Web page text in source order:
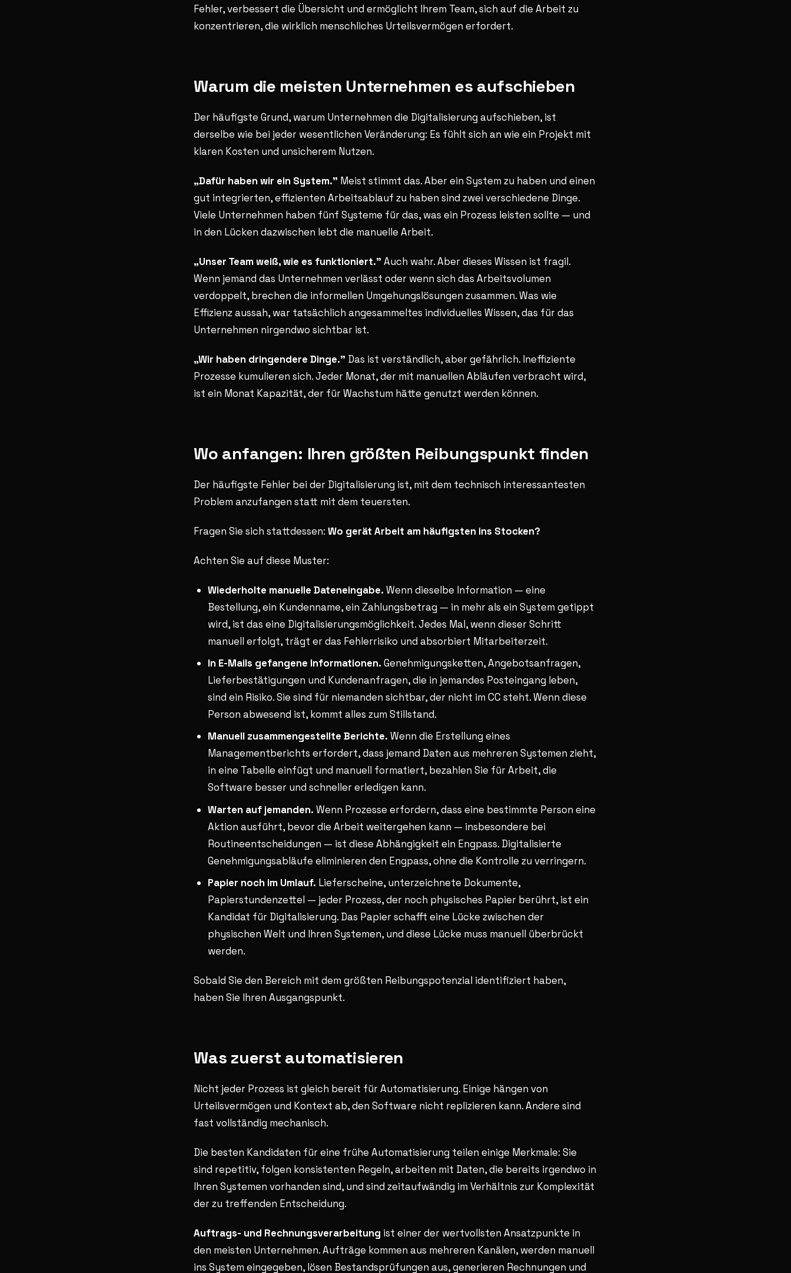
Fehler, verbessert die Übersicht und ermöglicht Ihrem Team, sich auf die Arbeit zu
konzentrieren, die wirklich menschliches Urteilsvermögen erfordert.
Warum die meisten Unternehmen es aufschieben
Der häufigste Grund, warum Unternehmen die Digitalisierung aufschieben, ist
derselbe wie bei jeder wesentlichen Veränderung: Es fühlt sich an wie ein Projekt mit
klaren Kosten und unsicherem Nutzen.
„Dafür haben wir ein System." Meist stimmt das. Aber ein System zu haben und einen
gut integrierten, effizienten Arbeitsablauf zu haben sind zwei verschiedene Dinge.
Viele Unternehmen haben fünf Systeme für das, was ein Prozess leisten sollte — und
in den Lücken dazwischen lebt die manuelle Arbeit.
„Unser Team weiß, wie es funktioniert." Auch wahr. Aber dieses Wissen ist fragil.
Wenn jemand das Unternehmen verlässt oder wenn sich das Arbeitsvolumen
verdoppelt, brechen die informellen Umgehungslösungen zusammen. Was wie
Effizienz aussah, war tatsächlich angesammeltes individuelles Wissen, das für das
Unternehmen nirgendwo sichtbar ist.
„Wir haben dringendere Dinge." Das ist verständlich, aber gefährlich. Ineffiziente
Prozesse kumulieren sich. Jeder Monat, der mit manuellen Abläufen verbracht wird,
ist ein Monat Kapazität, der für Wachstum hätte genutzt werden können.
Wo anfangen: Ihren größten Reibungspunkt finden
Der häufigste Fehler bei der Digitalisierung ist, mit dem technisch interessantesten
Problem anzufangen statt mit dem teuersten.
Fragen Sie sich stattdessen:Wo gerät Arbeit am häufigsten ins Stocken?
Achten Sie auf diese Muster:
Wiederholte manuelle Dateneingabe. Wenn dieselbe Information — eine
Bestellung, ein Kundenname, ein Zahlungsbetrag — in mehr als ein System getippt
wird, ist das eine Digitalisierungsmöglichkeit. Jedes Mal, wenn dieser Schritt
manuell erfolgt, trägt er das Fehlerrisiko und absorbiert Mitarbeiterzeit.
In E-Mails gefangene Informationen. Genehmigungsketten, Angebotsanfragen,
Lieferbestätigungen und Kundenanfragen, die in jemandes Posteingang leben,
sind ein Risiko. Sie sind für niemanden sichtbar, der nicht im CC steht. Wenn diese
Person abwesend ist, kommt alles zum Stillstand.
Manuell zusammengestellte Berichte. Wenn die Erstellung eines
Managementberichts erfordert, dass jemand Daten aus mehreren Systemen zieht,
in eine Tabelle einfügt und manuell formatiert, bezahlen Sie für Arbeit, die
Software besser und schneller erledigen kann.
Warten auf jemanden. Wenn Prozesse erfordern, dass eine bestimmte Person eine
Aktion ausführt, bevor die Arbeit weitergehen kann — insbesondere bei
Routineentscheidungen — ist diese Abhängigkeit ein Engpass. Digitalisierte
Genehmigungsabläufe eliminieren den Engpass, ohne die Kontrolle zu verringern.
Papier noch im Umlauf. Lieferscheine, unterzeichnete Dokumente,
Papierstundenzettel — jeder Prozess, der noch physisches Papier berührt, ist ein
Kandidat für Digitalisierung. Das Papier schafft eine Lücke zwischen der
physischen Welt und Ihren Systemen, und diese Lücke muss manuell überbrückt
werden.
Sobald Sie den Bereich mit dem größten Reibungspotenzial identifiziert haben,
haben Sie Ihren Ausgangspunkt.
Was zuerst automatisieren
Nicht jeder Prozess ist gleich bereit für Automatisierung. Einige hängen von
Urteilsvermögen und Kontext ab, den Software nicht replizieren kann. Andere sind
fast vollständig mechanisch.
Die besten Kandidaten für eine frühe Automatisierung teilen einige Merkmale: Sie
sind repetitiv, folgen konsistenten Regeln, arbeiten mit Daten, die bereits irgendwo in
Ihren Systemen vorhanden sind, und sind zeitaufwändig im Verhältnis zur Komplexität
der zu treffenden Entscheidung.
Auftrags- und Rechnungsverarbeitung ist einer der wertvollsten Ansatzpunkte in
den meisten Unternehmen. Aufträge kommen aus mehreren Kanälen, werden manuell
ins System eingegeben, lösen Bestandsprüfungen aus, generieren Rechnungen und